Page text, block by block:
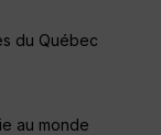
du Québec
au monde